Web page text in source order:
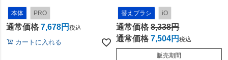
本体 PRO
通常価格 7,678 税込
カートに入れる
替えブラシ iO
通常価格 8,338
通常価格 7,504 税込
販売期間